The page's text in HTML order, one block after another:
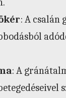
: A csalán
: A